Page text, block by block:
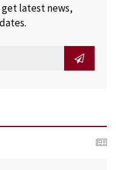
latest news,